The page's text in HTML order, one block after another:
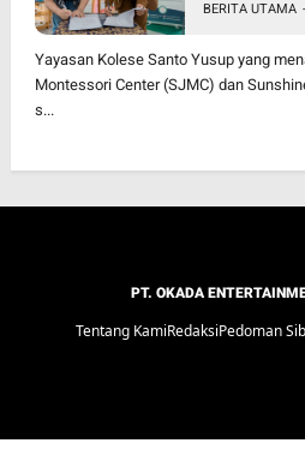
Sama,
Diploma
Pertama
BERITA UTAMA -
Yayasan Kolese Santo Yusup yang
Montessori Center (SJMC) dan
s...
PT. OKADA
Tentang KamiRedaksiPedoman